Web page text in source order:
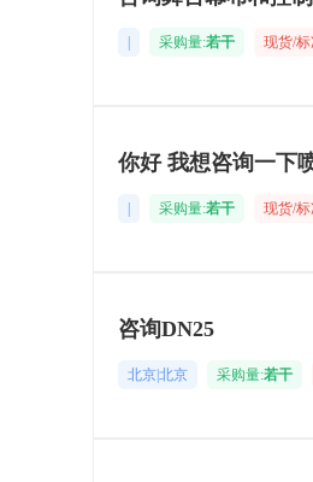
采购量:若干 现货/标
你好 我想咨询一下
采购量:若干 现货/标
咨询DN25
北京|北京 采购量:若干